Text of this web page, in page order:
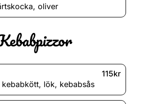
, oliver
115kr
kebabkött, lök, kebabsås